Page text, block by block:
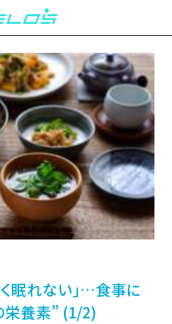
く眠れない」…食事に
栄養素” (1/2)